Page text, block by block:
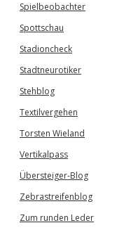
Spielbeobachter
Spottschau
Stadioncheck
Stadtneurotiker
Stehblog
Textilvergehen
Torsten Wieland
Vertikalpass
Übersteiger-Blog
Zebrastreifenblog
Zum runden Leder